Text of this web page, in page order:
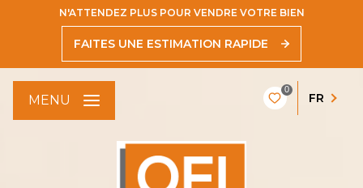
N'ATTENDEZ PLUS POUR VENDRE VOTRE BIEN
FAITES UNE ESTIMATION RAPIDE
0
FR
MENU